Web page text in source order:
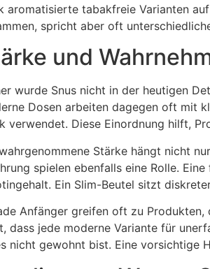
aromatisierte tabakfreie Varianten
spricht aber oft
und
wurde Snus nicht in der heutigen
Dosen arbeiten dagegen oft mit
verwendet. Diese Einordnung hilft,
Stärke hängt nicht
spielen ebenfalls eine Rolle.
Ein Slim-Beutel sitzt
Anfänger greifen oft zu
dass jede moderne Variante für
nicht gewohnt bist. Eine vorsichtige